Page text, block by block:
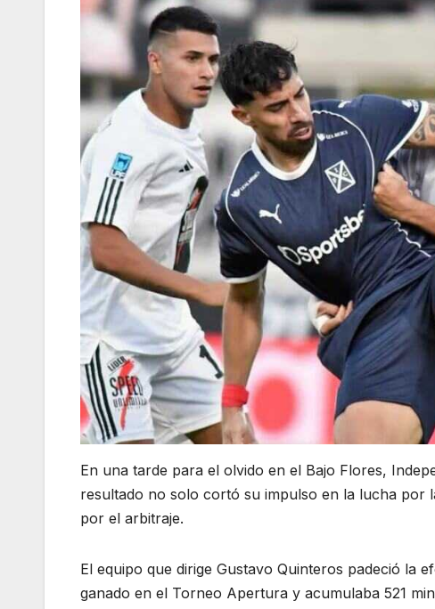
En una tarde para el olvido en el Bajo Flores,
resultado no solo cortó su impulso en la lucha por
por el arbitraje.
El equipo que dirige Gustavo Quinteros padeció la
ganado en el Torneo Apertura y acumulaba 521